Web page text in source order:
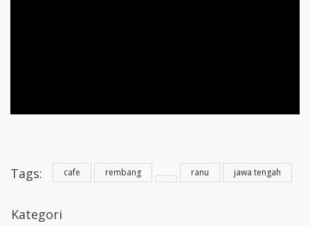
Tags: cafe rembang ranu jawa tengah
Kategori